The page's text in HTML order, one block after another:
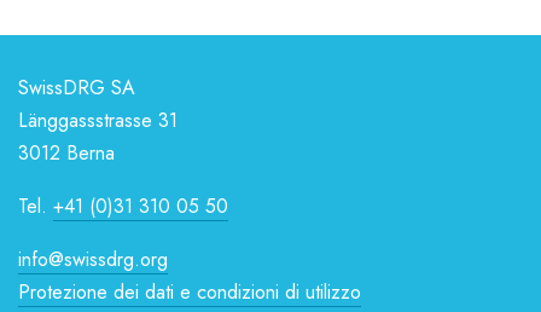
SwissDRG SA
Länggassstrasse 31
3012 Berna
Tel. +41 (0)31 310 05 50
info@swissdrg.org
Protezione dei dati e condizioni di utilizzo